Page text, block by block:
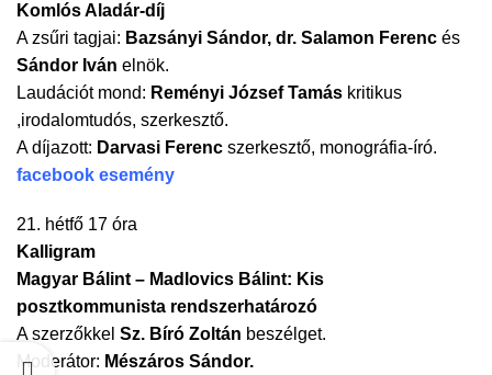
Komlós Aladár-díj
A zsűri tagjai: Bazsányi Sándor, dr. Salamon Ferenc és
Sándor Iván elnök.
Laudációt mond: Reményi József Tamás kritikus
,irodalomtudós, szerkesztő.
A díjazott: Darvasi Ferenc szerkesztő, monográfia-író.
facebook esemény
21. hétfő 17 óra
Kalligram
Magyar Bálint – Madlovics Bálint: Kis
posztkommunista rendszerhatározó
A szerzőkkel Sz. Bíró Zoltán beszélget.
Moderátor: Mészáros Sándor.